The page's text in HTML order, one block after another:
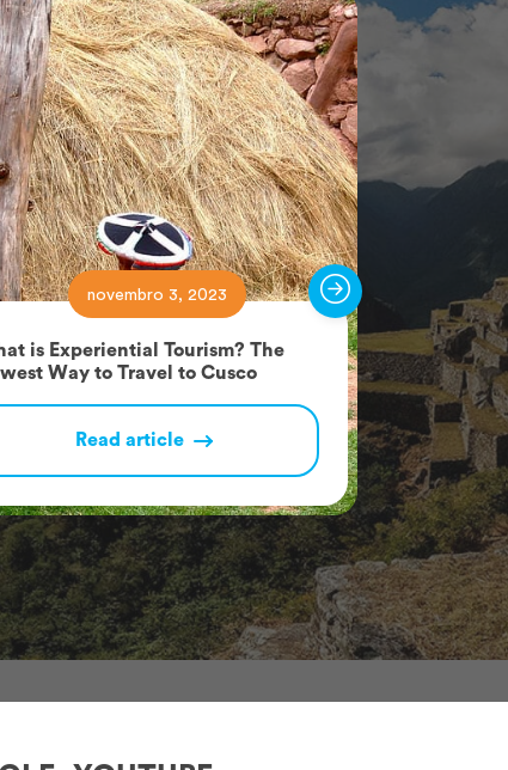
novembro 3, 2023
is Experiential Tourism? The
Way to Travel to Cusco
Read article
Rainbow
Wanted